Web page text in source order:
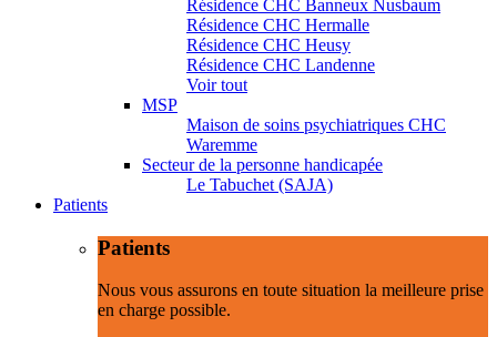
Résidence CHC Banneux Nusbaum
Résidence CHC Hermalle
Résidence CHC Heusy
Résidence CHC Landenne
Voir tout
MSP
Maison de soins psychiatriques CHC
Waremme
Secteur de la personne handicapée
Le Tabuchet (SAJA)
Patients
Patients
Nous vous assurons en toute situation la meilleure prise
en charge possible.